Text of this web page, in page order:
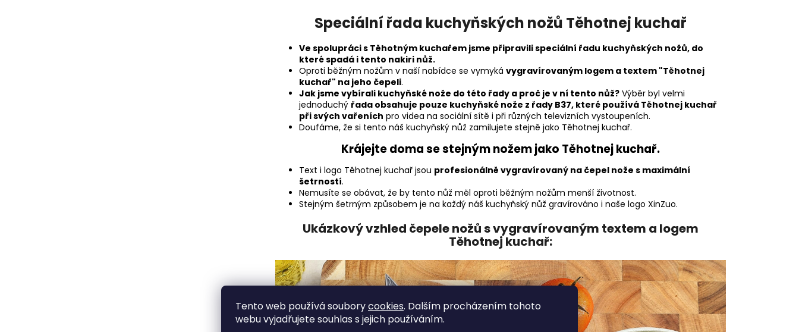
Tento web používá souborycookies. Dalším procházením tohoto
webu vyjadřujete souhlas s jejich používáním.
Speciální řada kuchyňských nožů Těhotnej kuchař
Ve spolupráci s Těhotným kuchařem jsme připravili speciální řadu kuchyňských nožů, do
které spadá i tento nakiri nůž.
Oproti běžným nožům v naší nabídce se vymyká vygravírovaným logem a textem "Těhotnej
kuchař" na jeho čepeli.
Jak jsme vybírali kuchyňské nože do této řady a proč je v ní tento nůž? Výběr byl velmi
jednoduchý řada obsahuje pouze kuchyňské nože z řady B37, které používá Těhotnej kuchař
při svých vařeních pro videa na sociální sítě i při různých televizních vystoupeních.
Doufáme, že si tento náš kuchyňský nůž zamilujete stejně jako Těhotnej kuchař.
Krájejte doma se stejným nožem jako Těhotnej kuchař.
Text i logo Těhotnej kuchař jsou profesionálně vygravírovaný na čepel nože s maximální
šetrností.
Nemusíte se obávat, že by tento nůž měl oproti běžným nožům menší životnost.
Stejným šetrným způsobem je na každý náš kuchyňský nůž gravírováno i naše logo XinZuo.
Ukázkový vzhled čepele nožů s vygravírovaným textem a logem
Těhotnej kuchař: